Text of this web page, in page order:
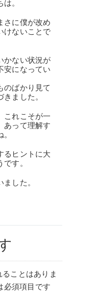
。
さに僕が改め
けないことで
かない状況が
安になってい
のばかり見て
ました。
これこそが一
あって理解す
るヒントに大
す。
した。
ことはありま
必須項目です